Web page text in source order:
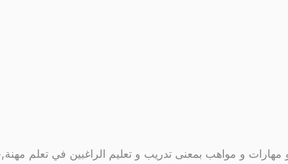
و مواهب بمعنى تدريب و تعليم الراغبين في تعلم